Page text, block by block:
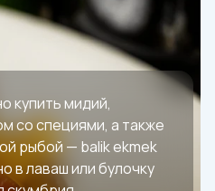
купить мидий,
со специями, а также
рыбой — balik ekmek
в лаваш или булочку